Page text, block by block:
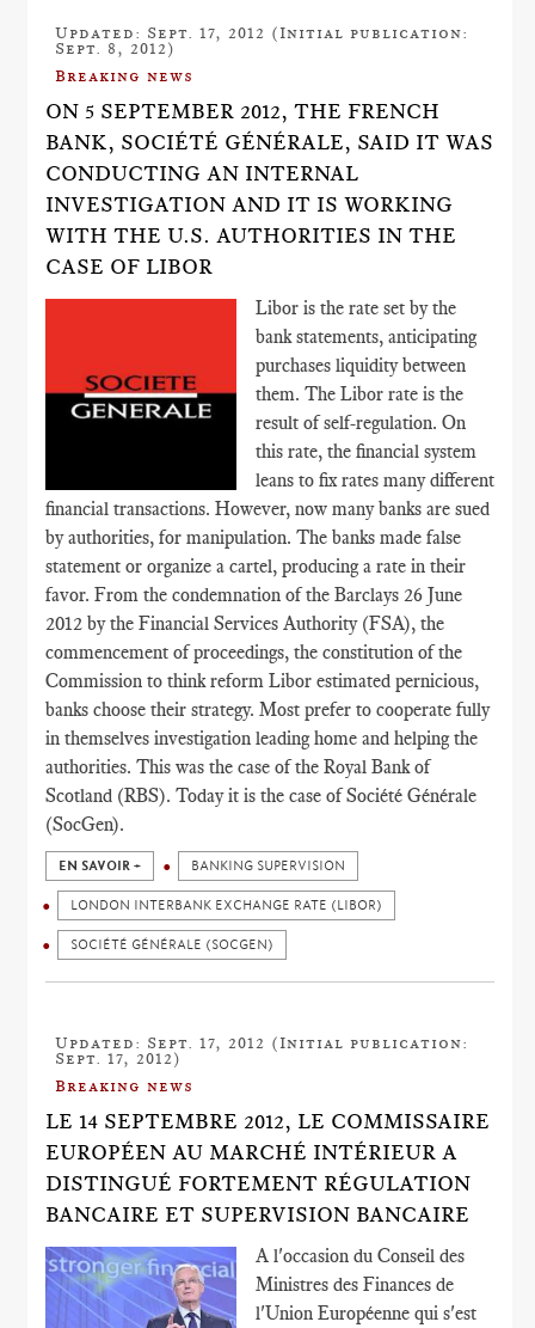
Updated: Sept. 17, 2012 (Initial publication:
Sept. 8, 2012)
Breaking news
ON 5 SEPTEMBER 2012, THE FRENCH
BANK, SOCIÉTÉ GÉNÉRALE, SAID IT WAS
CONDUCTING AN INTERNAL
INVESTIGATION AND IT IS WORKING
WITH THE U.S. AUTHORITIES IN THE
CASE OF LIBOR
Libor is the rate set by the
bank statements, anticipating
purchases liquidity between
them. The Libor rate is the
result of self-regulation. On
this rate, the financial system
leans to fix rates many different
financial transactions. However, now many banks are sued
by authorities, for manipulation. The banks made false
statement or organize a cartel, producing a rate in their
favor. From the condemnation of the Barclays 26 June
2012 by the Financial Services Authority (FSA), the
commencement of proceedings, the constitution of the
Commission to think reform Libor estimated pernicious,
banks choose their strategy. Most prefer to cooperate fully
in themselves investigation leading home and helping the
authorities. This was the case of the Royal Bank of
Scotland (RBS). Today it is the case of Société Générale
(SocGen).
EN SAVOIR + BANKING SUPERVISION
LONDON INTERBANK EXCHANGE RATE (LIBOR)
SOCIÉTÉ GÉNÉRALE (SOCGEN)
Updated: Sept. 17, 2012 (Initial publication:
Sept. 17, 2012)
Breaking news
LE 14 SEPTEMBRE 2012, LE COMMISSAIRE
EUROPÉEN AU MARCHÉ INTÉRIEUR A
DISTINGUÉ FORTEMENT RÉGULATION
BANCAIRE ET SUPERVISION BANCAIRE
A l'occasion du Conseil des
Ministres des Finances de
l'Union Européenne qui s'est